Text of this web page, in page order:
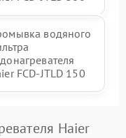
водяного
FCD-JTLD 150
Haier